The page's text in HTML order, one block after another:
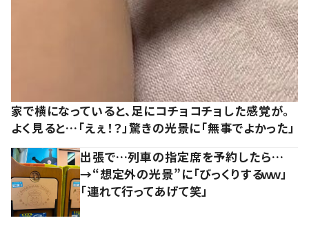
家で横になっていると、足にコチョコチョした感覚が。
よく見ると…「えぇ！？」驚きの光景に「無事でよかった」
出張で…列車の指定席を予約したら…
→“想定外の光景”に「びっくりするｗｗ」
「連れて行ってあげて笑」